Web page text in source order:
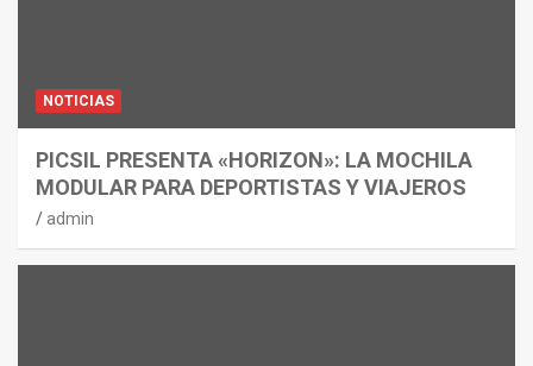
NOTICIAS
PICSIL PRESENTA «HORIZON»: LA MOCHILA
MODULAR PARA DEPORTISTAS Y VIAJEROS
admin